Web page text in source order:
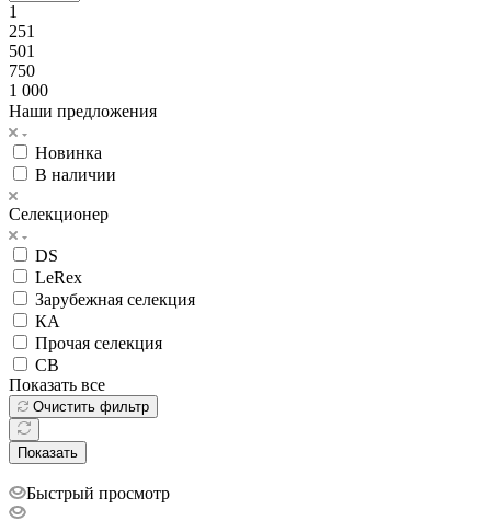
1
251
501
750
1 000
Наши предложения
Новинка
В наличии
Селекционер
DS
LeRex
Зарубежная селекция
КА
Прочая селекция
СВ
Показать все
Очистить фильтр
Показать
Быстрый просмотр